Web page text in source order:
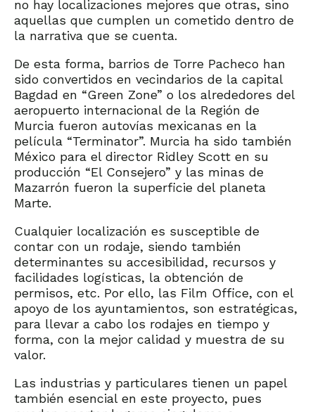
no hay localizaciones mejores que otras, sino
aquellas que cumplen un cometido dentro de
la narrativa que se cuenta.
De esta forma, barrios de Torre Pacheco han
sido convertidos en vecindarios de la capital
Bagdad en “Green Zone” o los alrededores del
aeropuerto internacional de la Región de
Murcia fueron autovías mexicanas en la
película “Terminator”. Murcia ha sido también
México para el director Ridley Scott en su
producción “El Consejero” y las minas de
Mazarrón fueron la superficie del planeta
Marte.
Cualquier localización es susceptible de
contar con un rodaje, siendo también
determinantes su accesibilidad, recursos y
facilidades logísticas, la obtención de
permisos, etc. Por ello, las Film Office, con el
apoyo de los ayuntamientos, son estratégicas,
para llevar a cabo los rodajes en tiempo y
forma, con la mejor calidad y muestra de su
valor.
Las industrias y particulares tienen un papel
también esencial en este proyecto, pues